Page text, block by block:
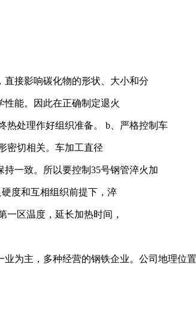
接影响碳化物的形状、大小和分
能。因此在正确制定退火
热处理作好组织准备。 b、严格控制车
密切相关。车加工直径
一致。所以要控制35号钢管淬火加
度和互相组织前提下，淬
一区温度，延长加热时间，
为主，多种经营的钢铁企业。公司地理位